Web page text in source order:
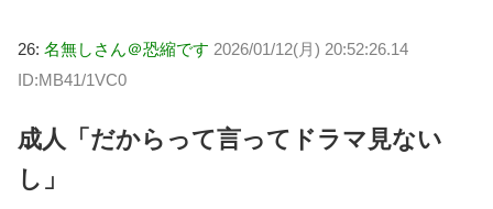
26: 名無しさん＠恐縮です 2026/01/12(月) 20:52:26.14
ID:MB41/1VC0
成人「だからって言ってドラマ見ない
し」